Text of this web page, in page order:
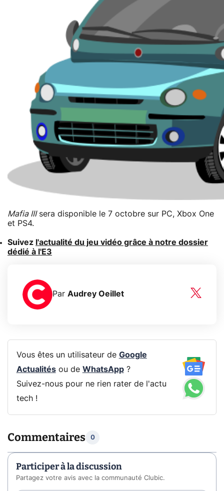
Mafia IIIsera disponible le 7 octobre sur PC, Xbox One
et PS4.
Suivez l'actualité du jeu vidéo grâce à notre dossier
dédié à l'E3
Par Audrey Oeillet
Vous êtes un utilisateur de Google
Actualitésou de WhatsApp?
Suivez-nous pour ne rien rater de l'actu
tech !
Commentaires 0
Participer à la discussion
Partagez votre avis avec la communauté Clubic.